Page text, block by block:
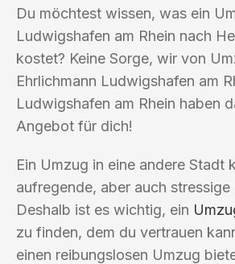
Du möchtest wissen, was ein
Ludwigshafen am Rhein nach
kostet? Keine Sorge, wir von
Ehrlichmann Ludwigshafen am
Ludwigshafen am Rhein haben
Angebot für dich!
Ein Umzug in eine andere Stadt
aufregende, aber auch stressige
Deshalb ist es wichtig, ein
zu finden, dem du vertrauen
einen reibungslosen Umzug